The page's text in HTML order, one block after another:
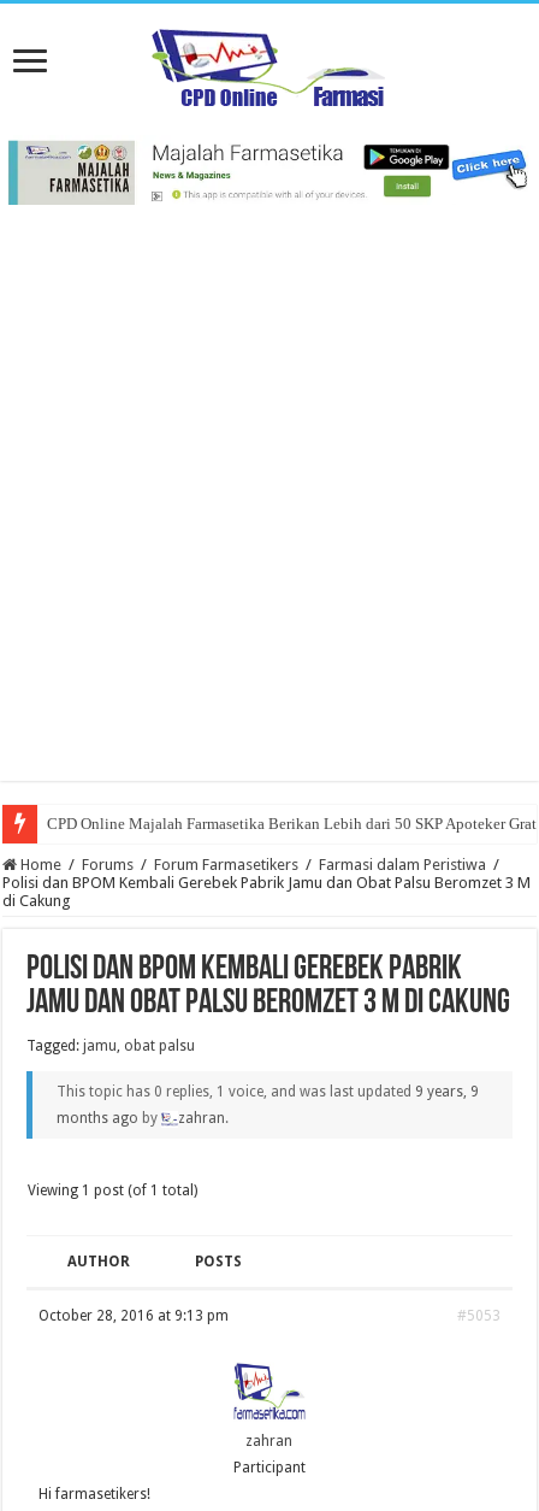
CPD Online Majalah Farmasetika Berikan Lebih dari 50 SKP Apoteker
Home / Forums / Forum Farmasetikers / Farmasi dalam Peristiwa /
Polisi dan BPOM Kembali Gerebek Pabrik Jamu dan Obat Palsu Beromzet 3 M
di Cakung
Polisi dan BPOM Kembali Gerebek Pabrik
Jamu dan Obat Palsu Beromzet 3 M di Cakung
Tagged:jamu, obat palsu
This topic has 0 replies, 1 voice, and was last updated 9 years, 9
months ago by zahran.
Viewing 1 post (of 1 total)
AUTHOR POSTS
October 28, 2016 at 9:13 pm #5053
zahran
Participant
Hi farmasetikers!